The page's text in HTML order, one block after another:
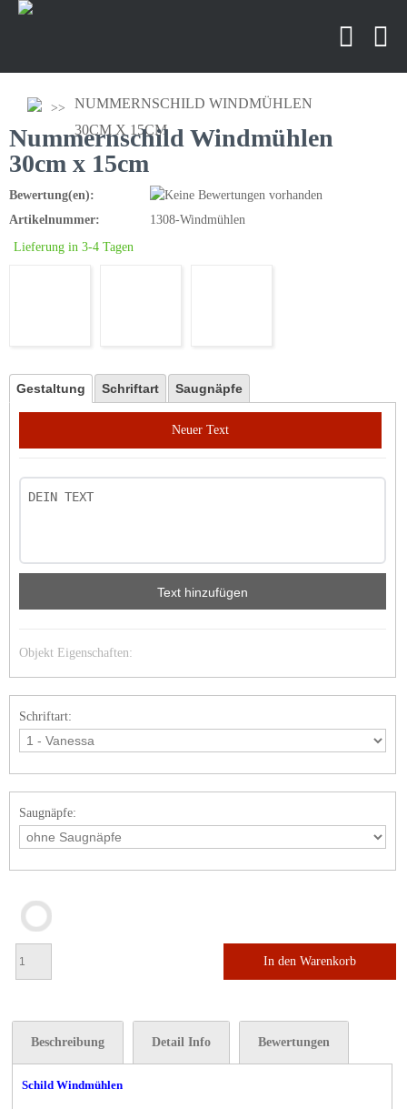
NUMMERNSCHILD WINDMÜHLEN
30CM X 15CM
Nummernschild Windmühlen
30cm x 15cm
Bewertung(en):
Artikelnummer:
1308-Windmühlen
Lieferung in 3-4 Tagen
Gestaltung Schriftart Saugnäpfe
Neuer Text
Text hinzufügen
Objekt Eigenschaften:
Schriftart:
Saugnäpfe:
In den Warenkorb
Beschreibung Detail Info Bewertungen
Schild Windmühlen